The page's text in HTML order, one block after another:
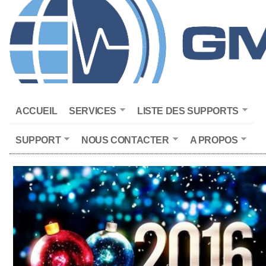
ACCUEIL SERVICES LISTE DES SUPPORTS
SUPPORT NOUS CONTACTER A PROPOS